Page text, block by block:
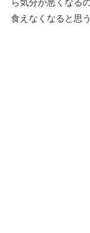
ら気分が悪くなる
食えなくなると思う